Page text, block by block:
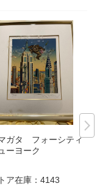
ガタ フォーシティ
ーヨーク
ア在庫： 4143